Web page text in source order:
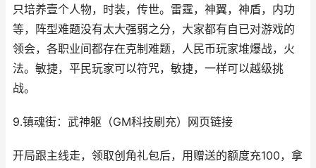
只培养壹个人物，时装，传世。雷霆，神翼，神盾，内功
等，阵型难题没有太大强弱之分，大家都有自已对游戏的
领会，各职业间都存在克制难题，人民币玩家堆爆战，火
法。敏捷，平民玩家可以符咒，敏捷，一样可以越级挑
战。
9.镇魂街：武神躯（GM科技刷充）网页链接
开局跟主线走，领取创角礼包后，用赠送的额度充100，拿